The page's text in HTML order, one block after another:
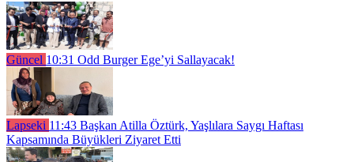
Güncel 10:31 Odd Burger Ege’yi Sallayacak!
Lapseki 11:43 Başkan Atilla Öztürk, Yaşlılara Saygı Haftası
Kapsamında Büyükleri Ziyaret Etti